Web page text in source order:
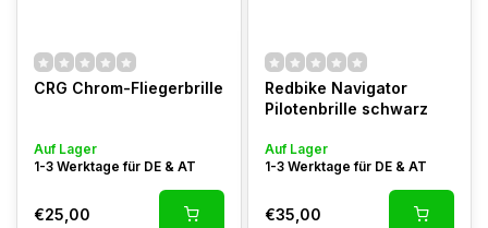
CRG Chrom-Fliegerbrille
Auf Lager
1-3 Werktage für DE & AT
€25,00
Redbike Navigator
Pilotenbrille schwarz
Auf Lager
1-3 Werktage für DE & AT
€35,00